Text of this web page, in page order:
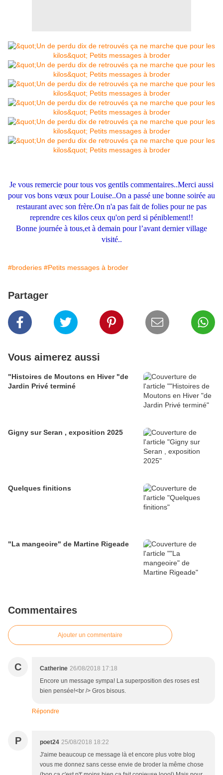
Je vous remercie pour tous vos gentils commentaires..Merci aussi
pour vos bons vœux pour Louise..On a passé une bonne soirée au
restaurant avec son frère.On n'a pas fait de folies pour ne pas
reprendre ces kilos ceux qu'on perd si péniblement!!
Bonne journée à tous,et à demain pour l’avant dernier village
visité..
#broderies #Petits messages à broder
Partager
Vous aimerez aussi
"Histoires de Moutons en Hiver "de
Jardin Privé terminé
Gigny sur Seran , exposition 2025
Quelques finitions
"La mangeoire" de Martine Rigeade
Commentaires
Ajouter un commentaire
C Catherine 26/08/2018 17:18
Encore un message sympa! La superposition des roses est
bien pensée!<br /> Gros bisous.
Répondre
P poet24 25/08/2018 18:22
J'aime beaucoup ce message là et encore plus votre blog
vous me donnez sans cesse envie de broder la même chose